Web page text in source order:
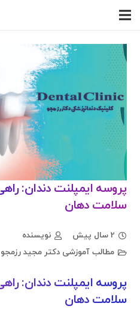
پروسه ایمپلنت دندان:
سلامت دهان
2 سال پیش
نویسنده
مطالب آموزشی دکتر مجید رزمجو
پروسه ایمپلنت دندان:
سلامت دهان